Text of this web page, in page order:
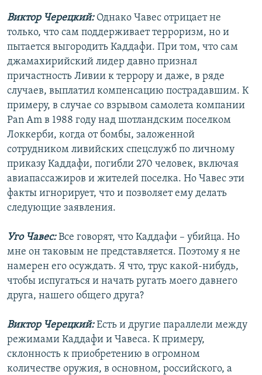
Виктор Черецкий:Однако Чавес отрицает не
только, что сам поддерживает терроризм, но и
пытается выгородить Каддафи. При том, что сам
джамахирийский лидер давно признал
причастность Ливии к террору и даже, в ряде
случаев, выплатил компенсацию пострадавшим. К
примеру, в случае со взрывом самолета компании
Рan Am в 1988 году над шотландским поселком
Локкерби, когда от бомбы, заложенной
сотрудником ливийских спецслужб по личному
приказу Каддафи, погибли 270 человек, включая
авиапассажиров и жителей поселка. Но Чавес эти
факты игнорирует, что и позволяет ему делать
следующие заявления.
Уго Чавес:Все говорят, что Каддафи – убийца. Но
мне он таковым не представляется. Поэтому я не
намерен его осуждать. Я что, трус какой-нибудь,
чтобы испугаться и начать ругать моего давнего
друга, нашего общего друга?
Виктор Черецкий:Есть и другие параллели между
режимами Каддафи и Чавеса. К примеру,
склонность к приобретению в огромном
количестве оружия, в основном, российского, а